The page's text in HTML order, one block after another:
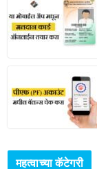
महत्वाच्या कॅटेगरी